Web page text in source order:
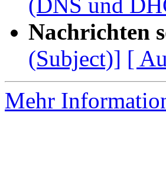
(DNS und
Nachrichten
(Subject)] [
Mehr